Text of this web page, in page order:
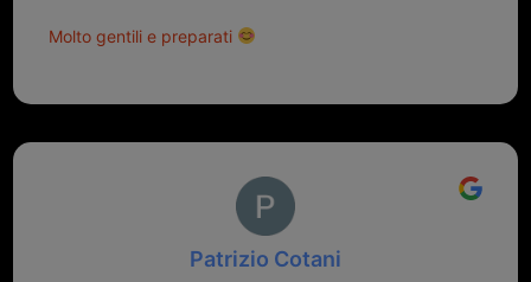
Molto gentili e preparati
Patrizio Cotani